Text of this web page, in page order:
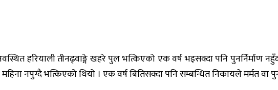
हरियाली तीनढ्वाङ्गे खहरे पुल भत्किएको एक वर्ष भइसक्दा पनि पुनर्निर्माण
नपुग्दै भत्किएको थियो । एक वर्ष बितिसक्दा पनि सम्बन्धित निकायले मर्मत